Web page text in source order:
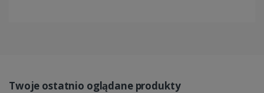
Twoje ostatnio oglądane produkty